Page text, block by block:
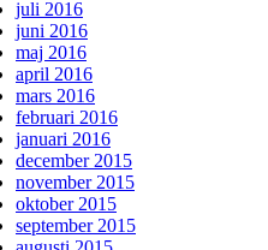
juli 2016
juni 2016
maj 2016
april 2016
mars 2016
februari 2016
januari 2016
december 2015
november 2015
oktober 2015
september 2015